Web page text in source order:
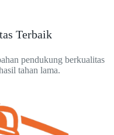
Terbaik
pendukung berkualitas
tahan lama.